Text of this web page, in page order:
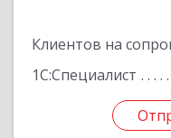
Клиентов на
1С:Специалист